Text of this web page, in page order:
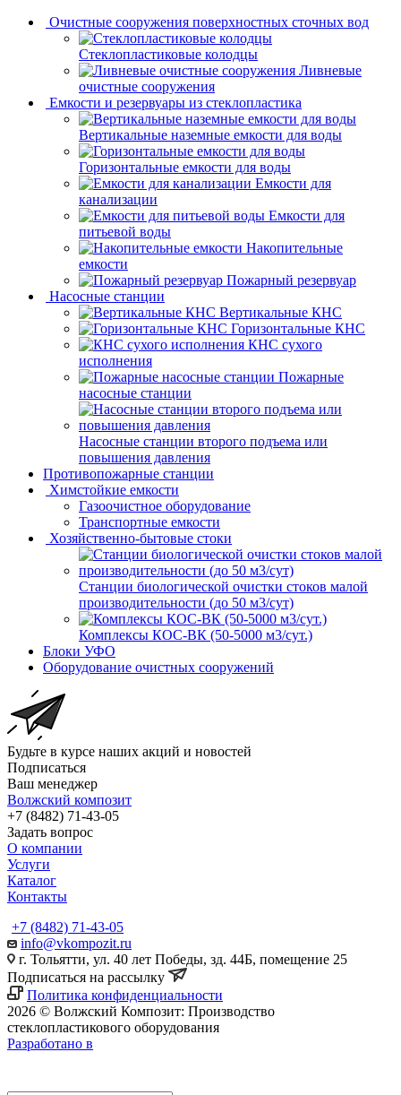
Очистные сооружения поверхностных сточных вод
Стеклопластиковые колодцы
Ливневые
очистные сооружения
Емкости и резервуары из стеклопластика
Вертикальные наземные емкости для воды
Горизонтальные емкости для воды
Емкости для
канализации
Емкости для
питьевой воды
Накопительные
емкости
Пожарный резервуар
Насосные станции
Вертикальные КНС
Горизонтальные КНС
КНС сухого
исполнения
Пожарные
насосные станции
Насосные cтанции второго подъема или
повышения давления
Противопожарные станции
Химстойкие емкости
Газоочистное оборудование
Транспортные емкости
Хозяйственно-бытовые стоки
Станции биологической очистки стоков малой
производительности (до 50 м3/сут)
Комплексы КОС-ВК (50-5000 м3/сут.)
Блоки УФО
Оборудование очистных сооружений
Будьте в курсе наших акций и новостей
Подписаться
Ваш менеджер
Волжский композит
+7 (8482) 71-43-05
Задать вопрос
О компании
Услуги
Каталог
Контакты
+7 (8482) 71-43-05
info@vkompozit.ru
г. Тольятти, ул. 40 лет Победы, зд. 44Б, помещение 25
Подписаться на рассылку
Политика конфиденциальности
2026 © Волжский Композит: Производство
стеклопластикового оборудования
Разработано в